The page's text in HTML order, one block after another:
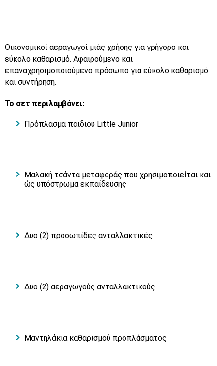
Οικονομικοί αεραγωγοί μιάς χρήσης για γρήγορο και
εύκολο καθαρισμό. Αφαιρούμενο και
επαναχρησιμοποιούμενο πρόσωπο για εύκολο καθαρισμό
και συντήρηση.
Το σετ περιλαμβάνει:
Πρόπλασμα παιδιού Little Junior
Μαλακή τσάντα μεταφοράς που χρησιμοποιείται και
ώς υπόστρωμα εκπαίδευσης
Δυο (2) προσωπίδες ανταλλακτικές
Δυο (2) αεραγωγούς ανταλλακτικούς
Μαντηλάκια καθαρισμού προπλάσματος